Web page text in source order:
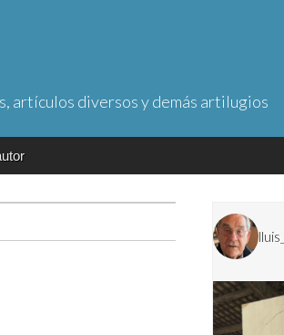
artículos diversos y demás artilugios